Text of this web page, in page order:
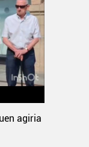
agiria